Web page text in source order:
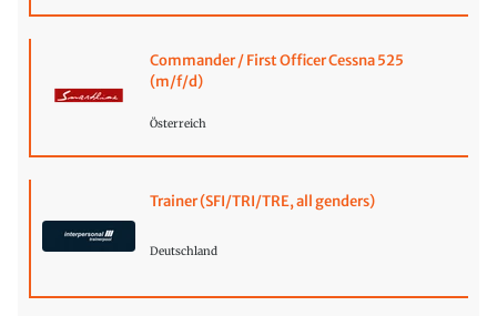
Commander / First Officer Cessna 525
(m/f/d)
Österreich
Trainer (SFI/TRI/TRE, all genders)
Deutschland